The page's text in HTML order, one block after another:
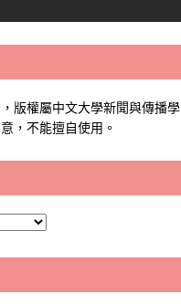
版權屬中文大學新聞與傳播學
，不能擅自使用。